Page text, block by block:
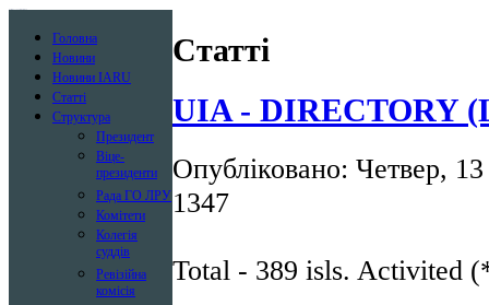
Головна
Новини
Новини IARU
Статті
Структура
Президент
Віце-
президенти
Рада ГО ЛРУ
Комітети
Колегія
суддів
Ревізійна
комісія
Статті
UIA - DIRECTORY
Опубліковано: Четвер,
1347
Total - 389 isls. Activited